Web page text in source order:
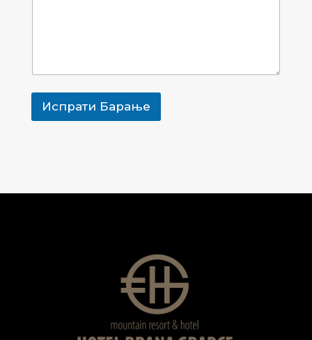
Испрати Барање